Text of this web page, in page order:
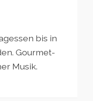
bis in
Gourmet-
Musik.